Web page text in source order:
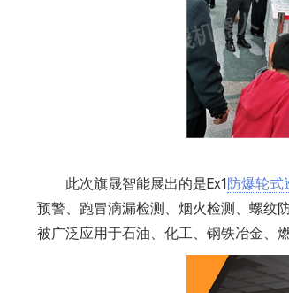
此次旗晟智能展出的是Ex1防爆轮式
预警、跑冒滴漏检测、烟火检测、螺纹
被广泛应用于石油、化工、钢铁冶金、